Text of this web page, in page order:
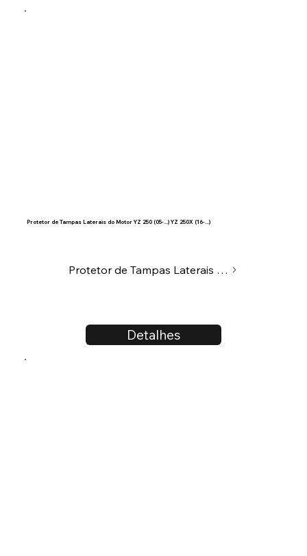
Protetor de Tampas Laterais do Motor YZ 250 (05-...) YZ 250X (16-...)
Detalhes
Protetor de Tampas Laterais do Motor